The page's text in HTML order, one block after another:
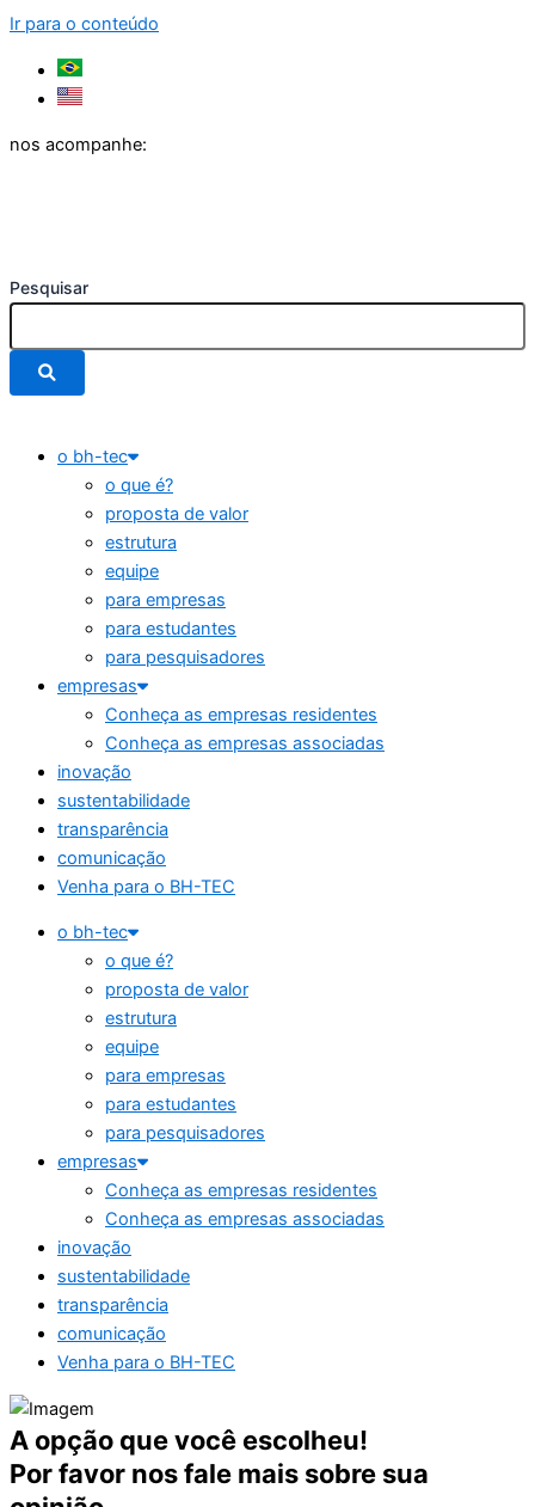
Ir para o conteúdo
nos acompanhe:
Pesquisar
o bh-tec
o que é?
proposta de valor
estrutura
equipe
para empresas
para estudantes
para pesquisadores
empresas
Conheça as empresas residentes
Conheça as empresas associadas
inovação
sustentabilidade
transparência
comunicação
Venha para o BH-TEC
o bh-tec
o que é?
proposta de valor
estrutura
equipe
para empresas
para estudantes
para pesquisadores
empresas
Conheça as empresas residentes
Conheça as empresas associadas
inovação
sustentabilidade
transparência
comunicação
Venha para o BH-TEC
A opção que você escolheu!
Por favor nos fale mais sobre sua